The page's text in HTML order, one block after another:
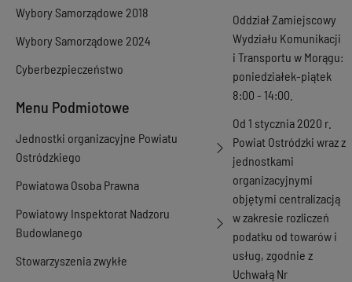
Wybory Samorządowe 2018
Wybory Samorządowe 2024
Cyberbezpieczeństwo
Menu Podmiotowe
Jednostki organizacyjne Powiatu
Ostródzkiego
Powiatowa Osoba Prawna
Powiatowy Inspektorat Nadzoru
Budowlanego
Stowarzyszenia zwykłe
Oddział Zamiejscowy
Wydziału Komunikacji
i Transportu w Morągu:
poniedziałek-piątek
8:00 - 14:00.
Od 1 stycznia 2020 r.
Powiat Ostródzki wraz z
jednostkami
organizacyjnymi
objętymi centralizacją
w zakresie rozliczeń
podatku od towarów i
usług, zgodnie z
Uchwałą Nr